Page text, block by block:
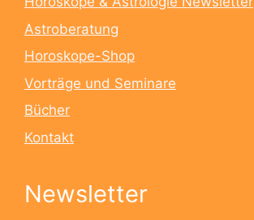
Astroberatung
Horoskope-Shop
Vorträge und Seminare
Bücher
Kontakt
Newsletter